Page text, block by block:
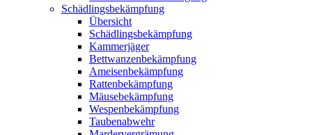
Schädlingsbekämpfung
Übersicht
Schädlingsbekämpfung
Kammerjäger
Bettwanzenbekämpfung
Ameisenbekämpfung
Rattenbekämpfung
Mäusebekämpfung
Wespenbekämpfung
Taubenabwehr